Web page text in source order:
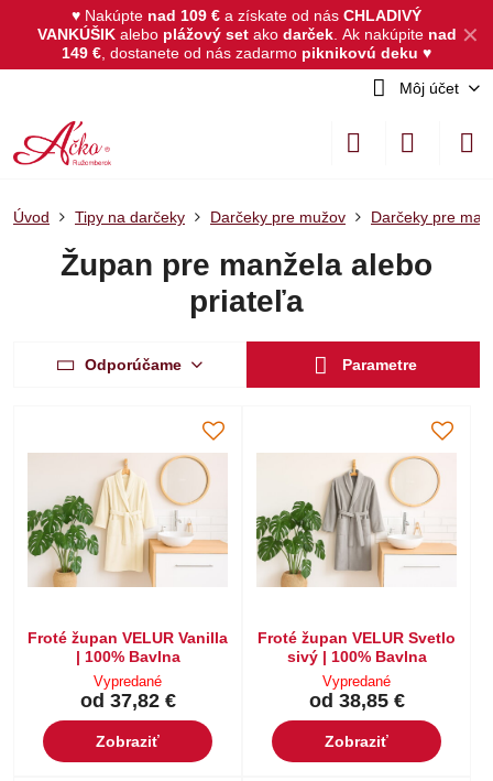
✕
♥ Nakúpte nad 109 € a získate od nás CHLADIVÝ
VANKÚŠIKalebo plážový set akodarček. Ak nakúpite nad
149 € , dostanete od nás zadarmo piknikovú deku ♥
Môj účet
Úvod Tipy na darčeky Darčeky pre mužov Darčeky pre
Župan pre manžela alebo
priateľa
Odporúčame Parametre
Froté župan VELUR Vanilla
| 100% Bavlna
Vypredané
od 37,82 €
Zobraziť
Froté župan VELUR Svetlo
sivý | 100% Bavlna
Vypredané
od 38,85 €
Zobraziť